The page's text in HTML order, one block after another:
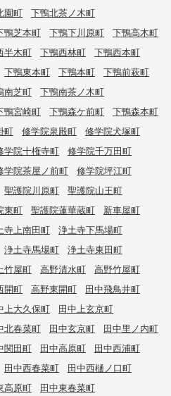
園町
下鴨北茶ノ木町
鴨芝本町 下鴨下川原町
下鴨高木町
半木町 下鴨西林町
下鴨西本町
下鴨東本町 下鴨本町
下鴨前萩町
南芝町
下鴨南茶ノ木町
鴨宮崎町 下鴨森ケ前町
下鴨森本町
町 修学院泉殿町
修学院犬塚町
学院十権寺町
修学院千万田町
学院茶屋ノ前町
修学院坪江町
聖護院川原町
聖護院山王町
東町 聖護院蓮華蔵町
新車屋町
寺上南田町
浄土寺下馬場町
浄土寺馬場町
浄土寺東田町
竹屋町 高野清水町
高野竹屋町
開町 高野東開町
田中飛鳥井町
上大久保町
田中上玄京町
北春菜町 田中玄京町
田中里ノ内町
関田町 田中高原町
田中西浦町
田中西春菜町
田中西樋ノ口町
高原町
田中東春菜町